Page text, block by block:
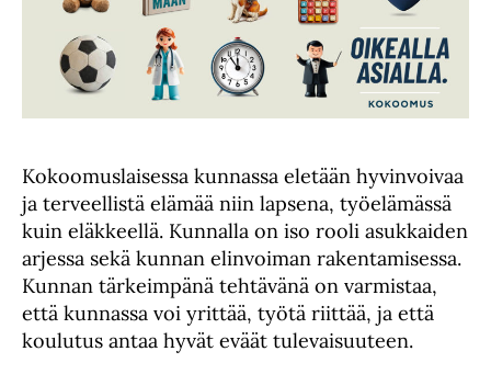
Kokoomuslaisessa kunnassa eletään hyvinvoivaa
ja terveellistä elämää niin lapsena, työelämässä
kuin eläkkeellä. Kunnalla on iso rooli asukkaiden
arjessa sekä kunnan elinvoiman rakentamisessa.
Kunnan tärkeimpänä tehtävänä on varmistaa,
että kunnassa voi yrittää, työtä riittää, ja että
koulutus antaa hyvät eväät tulevaisuuteen.